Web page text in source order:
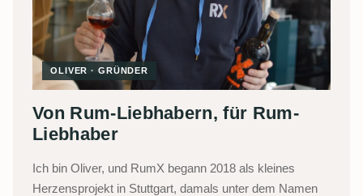
OLIVER · GRÜNDER
Von Rum-Liebhabern, für Rum-
Liebhaber
Ich bin Oliver, und RumX begann 2018 als kleines
Herzensprojekt in Stuttgart, damals unter dem Namen